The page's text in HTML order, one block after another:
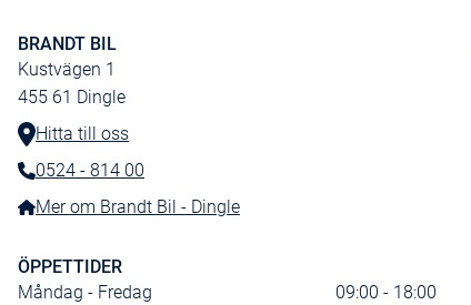
BRANDT BIL
Kustvägen 1
455 61 Dingle
Hitta till oss
Telefonnummer:
0524 - 814 00
Mer om Brandt Bil - Dingle
ÖPPETTIDER
Måndag - Fredag
09:00 - 18:00